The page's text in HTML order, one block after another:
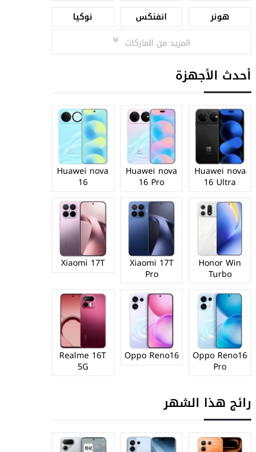
هونر
انفنكس
نوكيا
المزيد من الماركات
أحدث الأجهزة
Huawei nova
16 Ultra
Huawei nova
16 Pro
Huawei nova
16
Honor Win
Turbo
Xiaomi 17T
Pro
Xiaomi 17T
Oppo Reno16
Pro
Oppo Reno16
Realme 16T
5G
رائج هذا الشهر